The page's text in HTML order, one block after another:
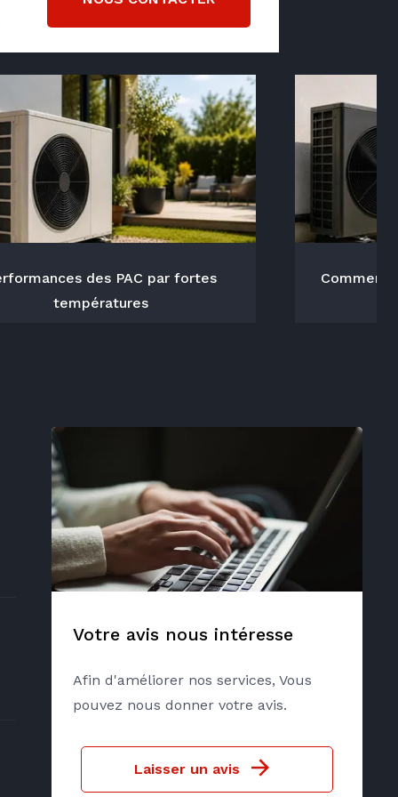
Chatelaillon. Au delà, notre
des PAC par fortes
températures
Comment
Votre avis nous intéresse
Afin d'améliorer nos services, Vous
pouvez nous donner votre avis.
Laisser un avis